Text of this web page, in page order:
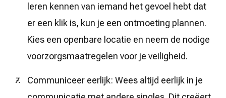
leren kennen van iemand het gevoel hebt dat
er een klik is, kun je een ontmoeting plannen.
Kies een openbare locatie en neem de nodige
voorzorgsmaatregelen voor je veiligheid.
Communiceer eerlijk: Wees altijd eerlijk in je